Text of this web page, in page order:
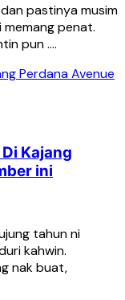
pastinya musim
memang penat.
pun ….
Kajang
ini
tahun ni
kahwin.
nak buat,